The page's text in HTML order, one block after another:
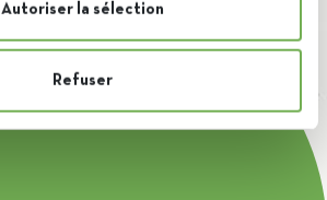
Autoriser la sélection
Refuser